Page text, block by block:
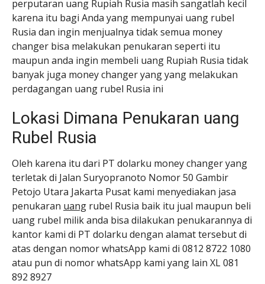
perputaran uang Rupiah Rusia masih sangatlah kecil
karena itu bagi Anda yang mempunyai uang rubel
Rusia dan ingin menjualnya tidak semua money
changer bisa melakukan penukaran seperti itu
maupun anda ingin membeli uang Rupiah Rusia tidak
banyak juga money changer yang yang melakukan
perdagangan uang rubel Rusia ini
Lokasi Dimana Penukaran uang
Rubel Rusia
Oleh karena itu dari PT dolarku money changer yang
terletak di Jalan Suryopranoto Nomor 50 Gambir
Petojo Utara Jakarta Pusat kami menyediakan jasa
penukaran uang rubel Rusia baik itu jual maupun beli
uang rubel milik anda bisa dilakukan penukarannya di
kantor kami di PT dolarku dengan alamat tersebut di
atas dengan nomor whatsApp kami di 0812 8722 1080
atau pun di nomor whatsApp kami yang lain XL 081
892 8927